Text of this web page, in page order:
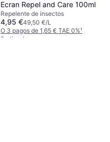
Ecran Repel and Care 100ml
Repelente de insectos
4,95 €49,50 €/L
O 3 pagos de 1,65 € TAE 0%¹
9+ tiendas